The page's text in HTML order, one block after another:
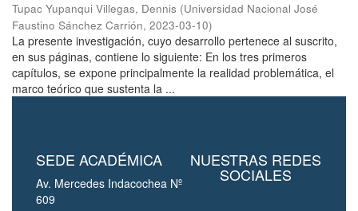
Tupac Yupanqui Villegas, Dennis (Universidad Nacional José
Faustino Sánchez Carrión, 2023-03-10)
La presente investigación, cuyo desarrollo pertenece al suscrito,
en sus páginas, contiene lo siguiente: En los tres primeros
capítulos, se expone principalmente la realidad problemática, el
marco teórico que sustenta la ...
SEDE ACADÉMICA
Av. Mercedes Indacochea Nº
609
NUESTRAS REDES
SOCIALES